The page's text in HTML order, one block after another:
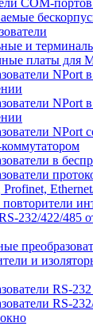
и
платы для
NPort
NPort
в
Profinet,
232/422/485
и
RS-
RS-